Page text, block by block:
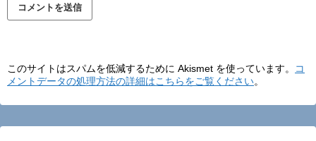
このサイトはスパムを低減するために Akismet を使っています。
コ
メントデータの処理方法の詳細はこちらをご覧ください。